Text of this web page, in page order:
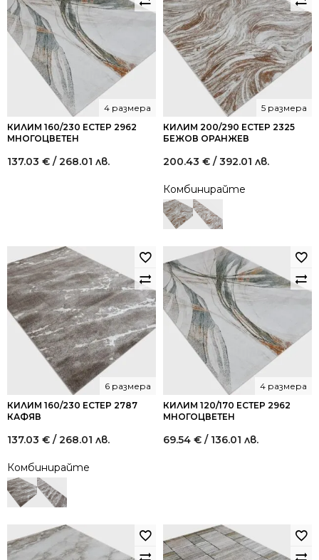
КИЛИМ 160/230 ЕСТЕР 2962
МНОГОЦВЕТЕН
4 размера
137.03 € / 268.01 лв.
КИЛИМ 200/290 ЕСТЕР 2325
БЕЖОВ ОРАНЖЕВ
5 размера
200.43 € / 392.01 лв.
Комбинирайте
КИЛИМ 160/230 ЕСТЕР 2787
КАФЯВ
6 размера
137.03 € / 268.01 лв.
Комбинирайте
КИЛИМ 120/170 ЕСТЕР 2962
МНОГОЦВЕТЕН
4 размера
69.54 € / 136.01 лв.